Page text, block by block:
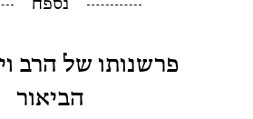
פרשנותו של הרב
הביאור